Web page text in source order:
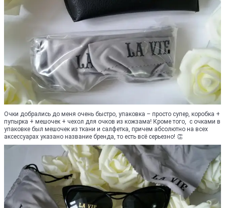
Очки добрались до меня очень быстро, упаковка – просто супер, коробка +
пупырка + мешочек + чехол для очков из кожзама! Кроме того, с очками в
упаковке был мешочек из ткани и салфетка, причем абсолютно на всех
аксессуарах указано название бренда, то есть всё серьезно! 👏